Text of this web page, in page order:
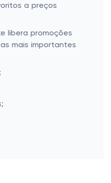
a preços
libera promoções
mais importantes